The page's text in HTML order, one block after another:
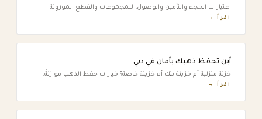
اعتبارات الحجم والتأمين والوصول، للمجموعات والقطع الموروثة.
اقرأ →
أين تحفظ ذهبك بأمان في دبي
خزنة منزلية أم خزينة بنك أم خزينة خاصة؟ خيارات حفظ الذهب موازنةً.
اقرأ →